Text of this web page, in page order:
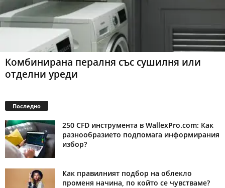
Комбинирана пералня със сушилня или
отделни уреди
Последно
250 CFD инструмента в WallexPro.com: Как
разнообразието подпомага информирания
избор?
Как правилният подбор на облекло
променя начина, по който се чувстваме?